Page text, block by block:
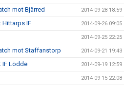
mot Bjärred 2014-09-28 18:59
Hittarps IF 2014-09-26 09:05
2014-09-25 22:25
mot Staffanstorp 2014-09-21 19:43
IF Lödde 2014-09-19 12:59
2014-09-15 22:08